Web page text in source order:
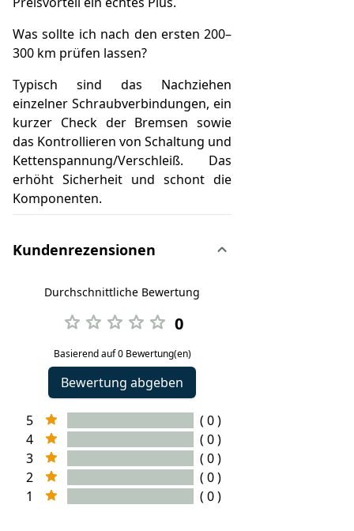
Was sollte ich nach den ersten 200–
300 km prüfen lassen?
Typisch sind das Nachziehen
einzelner Schraubverbindungen, ein
kurzer Check der Bremsen sowie
das Kontrollieren von Schaltung und
Kettenspannung/Verschleiß. Das
erhöht Sicherheit und schont die
Komponenten.
Kundenrezensionen
Durchschnittliche Bewertung
0
Basierend auf 0 Bewertung(en)
Bewertung abgeben
5
( 0 )
4
( 0 )
3
( 0 )
2
( 0 )
1
( 0 )